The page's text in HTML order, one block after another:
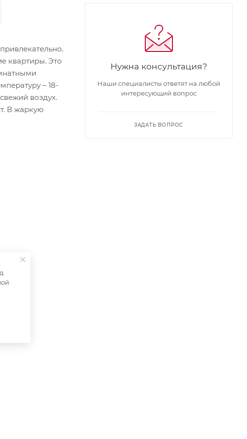
квартиры. Это
– 18-
воздух.
В жаркую
Нужна консультация?
Наши специалисты ответят на любой
интересующий вопрос
ЗАДАТЬ ВОПРОС